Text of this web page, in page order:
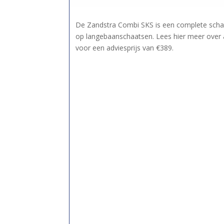
De Zandstra Combi SKS is een complete
op langebaanschaatsen. Lees hier meer
voor een adviesprijs van €389.